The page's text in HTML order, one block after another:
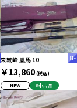
朱紋峰 嵐馬 10
￥13,860(税込)
NEW
#中古品